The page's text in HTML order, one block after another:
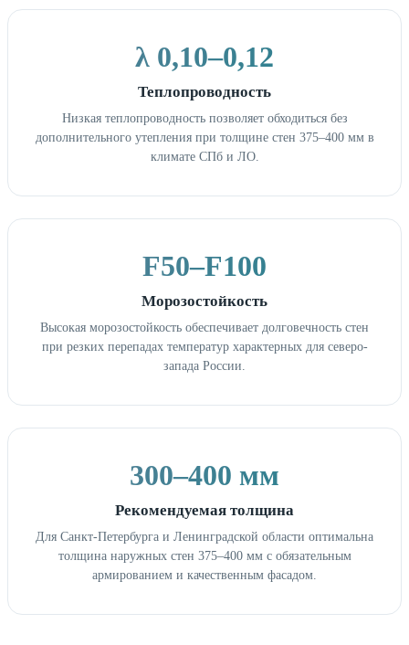
λ 0,10–0,12
Теплопроводность
Низкая теплопроводность позволяет обходиться без
дополнительного утепления при толщине стен 375–400 мм в
климате СПб и ЛО.
F50–F100
Морозостойкость
Высокая морозостойкость обеспечивает долговечность стен
при резких перепадах температур характерных для северо-
запада России.
300–400 мм
Рекомендуемая толщина
Для Санкт-Петербурга и Ленинградской области оптимальна
толщина наружных стен 375–400 мм с обязательным
армированием и качественным фасадом.